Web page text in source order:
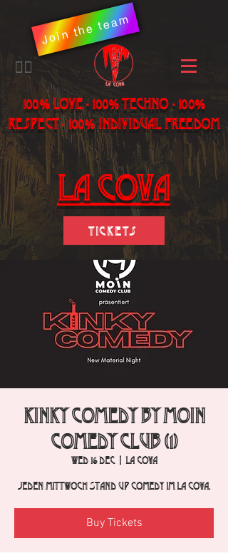
Join the team
​🏳️‍🌈
100% LOVE - 100% Techno - 100%
Respect - 100% individual freedom
LA Cova
Tickets
Kinky Comedy by Moin
Comedy Club (1)
Wed 16 Dec
  |
La Cova
Jeden Mittwoch Stand Up Comedy im La Cova.
Buy Tickets